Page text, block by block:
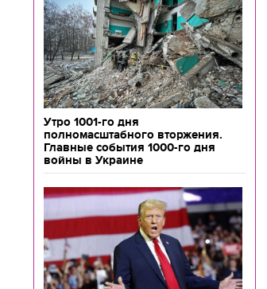
Утро 1001-го дня
полномасштабного вторжения.
Главные события 1000-го дня
войны в Украине